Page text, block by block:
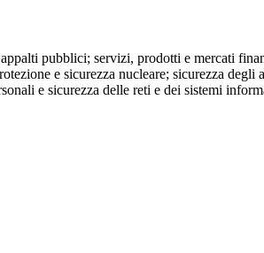
pubblici; servizi, prodotti e mercati
e sicurezza nucleare; sicurezza degli
e sicurezza delle reti e dei sistemi